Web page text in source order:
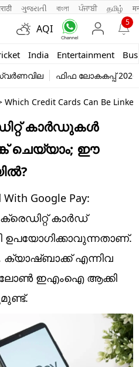
ગુજરાતી বাংলা ਪੰਜਾਬੀ தமிழ்
AQI
5
India Entertainment
ഫിഫ ലോകകപ്പ് 2026
Which Credit Cards Can Be
കാര്‍ഡുകള്‍
ചെയ്യാം; ഈ
With Google Pay:
കാര്‍ഡ്
ഉപയോഗിക്കാവുന്നതാണ്.
ക്യാഷ്ബാക്ക് എന്നിവ
ലോണ്‍ ഇഎംഐ ആക്കി